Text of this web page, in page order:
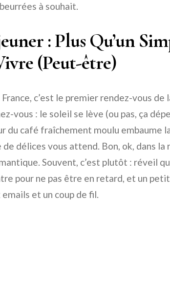
à souhait.
: Plus Qu’un
(Peut-être)
c’est le premier rendez-vous de
vous : le soleil se lève (ou pas, ça
du café fraîchement moulu embaume
délices vous attend. Bon, ok, dans la
Souvent, c’est plutôt : réveil
pour ne pas être en retard, et un
et un coup de fil.